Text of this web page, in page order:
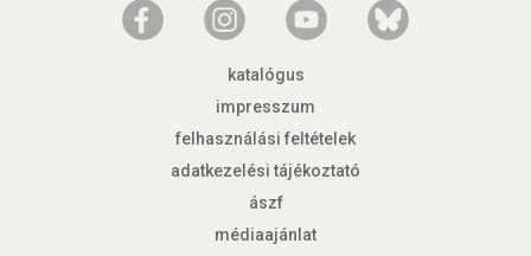
katalógus
impresszum
felhasználási feltételek
adatkezelési tájékoztató
ászf
médiaajánlat